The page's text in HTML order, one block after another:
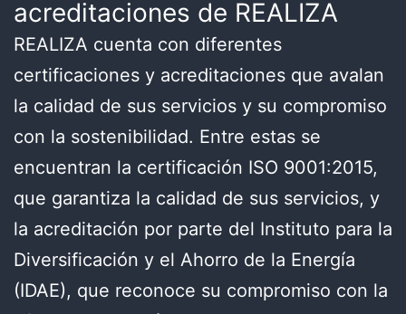
acreditaciones de REALIZA
REALIZA cuenta con diferentes
certificaciones y acreditaciones que avalan
la calidad de sus servicios y su compromiso
con la sostenibilidad. Entre estas se
encuentran la certificación ISO 9001:2015,
que garantiza la calidad de sus servicios, y
la acreditación por parte del Instituto para la
Diversificación y el Ahorro de la Energía
(IDAE), que reconoce su compromiso con la